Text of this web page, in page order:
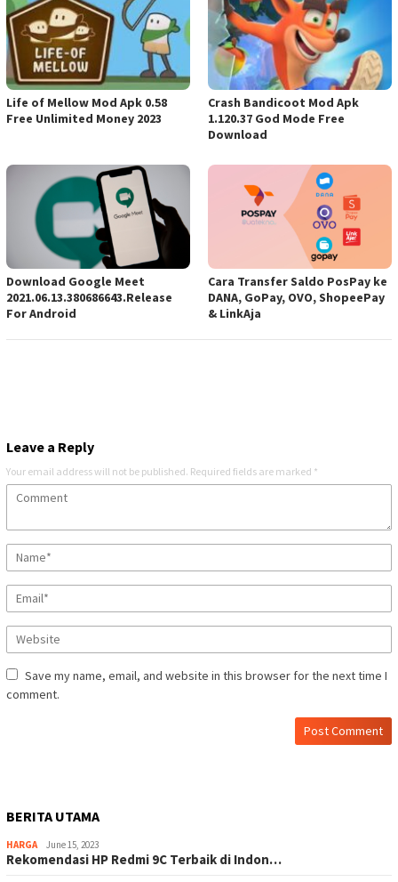
Life of Mellow Mod Apk 0.58
Free Unlimited Money 2023
Crash Bandicoot Mod Apk
1.120.37 God Mode Free
Download
Download Google Meet
2021.06.13.380686643.Release
For Android
Cara Transfer Saldo PosPay ke
DANA, GoPay, OVO, ShopeePay
& LinkAja
Leave a Reply
Your email address will not be published. Required fields are marked *
Save my name, email, and website in this browser for the next time I
comment.
BERITA UTAMA
HARGA June 15, 2023
Rekomendasi HP Redmi 9C Terbaik di Indon…